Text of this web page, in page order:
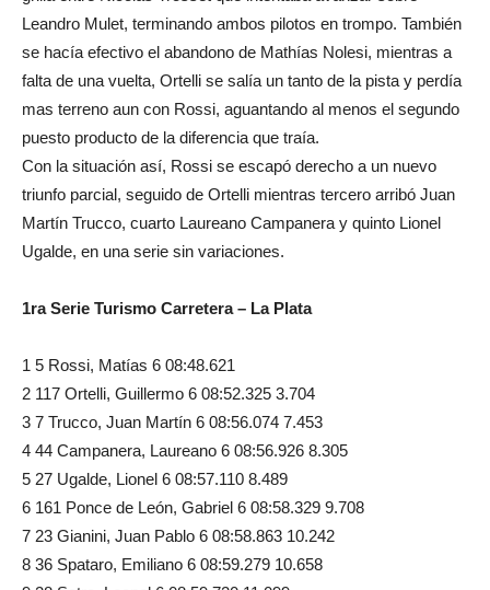
Leandro Mulet, terminando ambos pilotos en trompo. También
se hacía efectivo el abandono de Mathías Nolesi, mientras a
falta de una vuelta, Ortelli se salía un tanto de la pista y perdía
mas terreno aun con Rossi, aguantando al menos el segundo
puesto producto de la diferencia que traía.
Con la situación así, Rossi se escapó derecho a un nuevo
triunfo parcial, seguido de Ortelli mientras tercero arribó Juan
Martín Trucco, cuarto Laureano Campanera y quinto Lionel
Ugalde, en una serie sin variaciones.
1ra Serie Turismo Carretera – La Plata
1 5 Rossi, Matías 6 08:48.621
2 117 Ortelli, Guillermo 6 08:52.325 3.704
3 7 Trucco, Juan Martín 6 08:56.074 7.453
4 44 Campanera, Laureano 6 08:56.926 8.305
5 27 Ugalde, Lionel 6 08:57.110 8.489
6 161 Ponce de León, Gabriel 6 08:58.329 9.708
7 23 Gianini, Juan Pablo 6 08:58.863 10.242
8 36 Spataro, Emiliano 6 08:59.279 10.658